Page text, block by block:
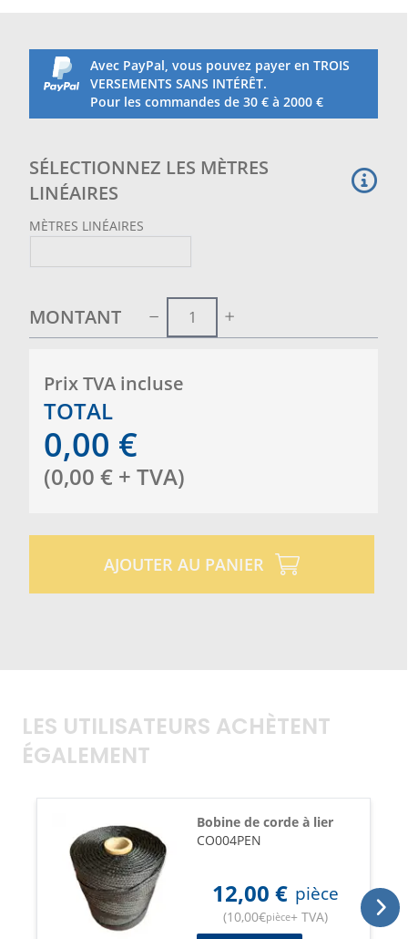
Avec PayPal, vous pouvez payer en TROIS
VERSEMENTS SANS INTÉRÊT.
Pour les commandes de 30 € à 2000 €
SÉLECTIONNEZ LES MÈTRES
LINÉAIRES
MÈTRES LINÉAIRES
MONTANT
Prix ​​TVA incluse
TOTAL
0,00 €
(0,00 € + TVA)
AJOUTER AU PANIER
LES UTILISATEURS ACHÈTENT
ÉGALEMENT
Bobine de corde à lier
CO004PEN
12,00 € pièce
(10,00€pièce+ TVA)